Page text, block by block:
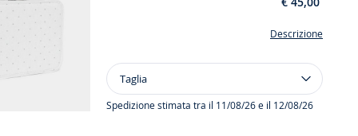
Descrizione
Taglia
Valigia
neonato
Taglia
Spedizione stimata tra il 11/08/26 e il 12/08/26